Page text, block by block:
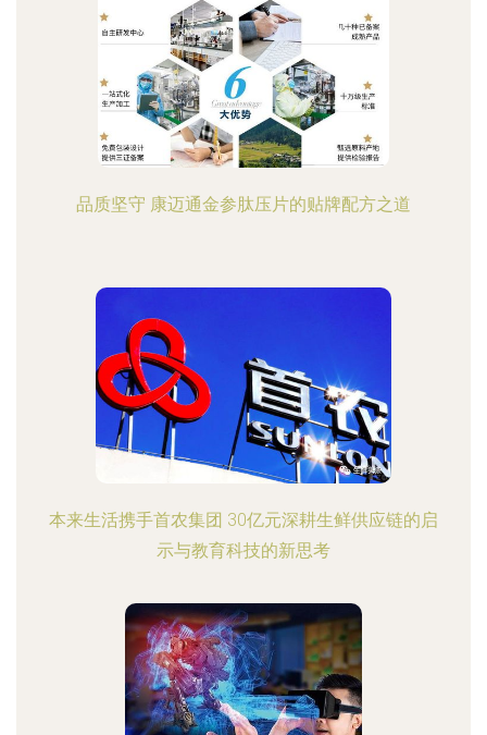
品质坚守 康迈通金参肽压片的贴牌配方之道
本来生活携手首农集团 30亿元深耕生鲜供应链的启
示与教育科技的新思考